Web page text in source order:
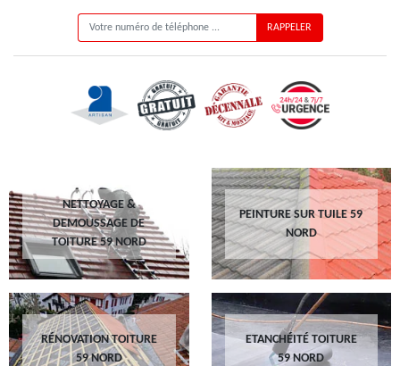
NETTOYAGE &
DEMOUSSAGE DE
TOITURE 59 NORD
PEINTURE SUR TUILE 59
NORD
RÉNOVATION TOITURE
59 NORD
ETANCHÉITÉ TOITURE
59 NORD